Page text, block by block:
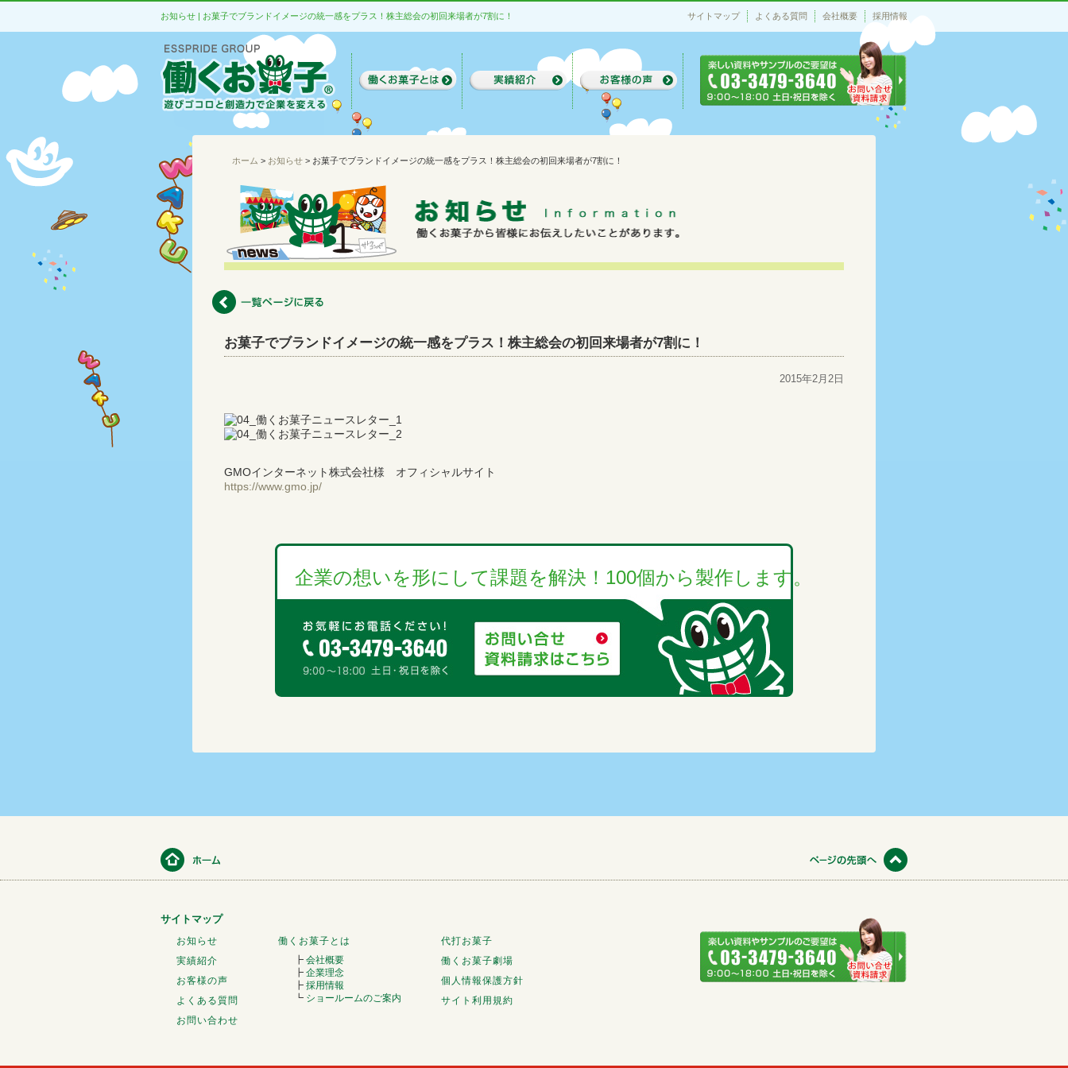
お知らせ | お菓子でブランドイメージの統一感をプラス！株主総会の初回来場者が7割に！ サイトマップ よくある質問 会社概要 採用情報
ホーム > お知らせ > お菓子でブランドイメージの統一感をプラス！株主総会の初回来場者が7割に！
お菓子でブランドイメージの統一感をプラス！株主総会の初回来場者が7割に！
2015年2月2日
GMOインターネット株式会社様 オフィシャルサイト
https://www.gmo.jp/
企業の想いを形にして課題を解決！100個から製作します。
サイトマップ
お知らせ
実績紹介
お客様の声
よくある質問
お問い合わせ
働くお菓子とは
┣ 会社概要
┣ 企業理念
┣ 採用情報
┗ ショールームのご案内
代打お菓子
働くお菓子劇場
個人情報保護方針
サイト利用規約